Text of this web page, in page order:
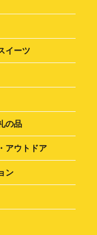
イーツ
の品
アウトドア
ン